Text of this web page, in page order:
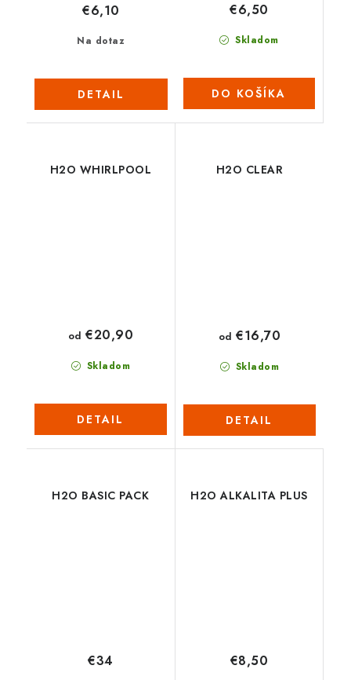
Na dotaz
€6,10
DETAIL
Skladom
€6,50
DO KOŠÍKA
H2O WHIRLPOOL
Skladom
od €20,90
DETAIL
H2O CLEAR
Skladom
od €16,70
DETAIL
H2O BASIC PACK
€34
H2O ALKALITA PLUS
€8,50